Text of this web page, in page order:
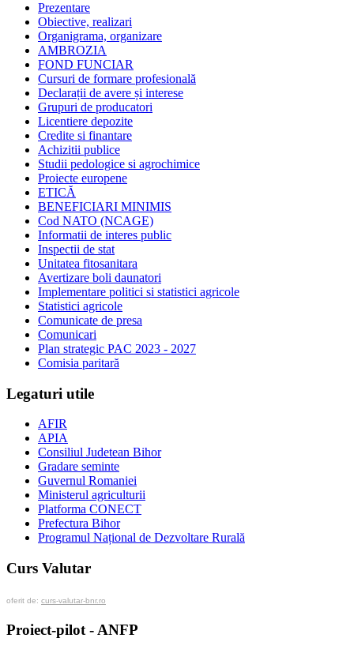
Prezentare
Obiective, realizari
Organigrama, organizare
AMBROZIA
FOND FUNCIAR
Cursuri de formare profesională
Declarații de avere și interese
Grupuri de producatori
Licentiere depozite
Credite si finantare
Achizitii publice
Studii pedologice si agrochimice
Proiecte europene
ETICĂ
BENEFICIARI MINIMIS
Cod NATO (NCAGE)
Informatii de interes public
Inspectii de stat
Unitatea fitosanitara
Avertizare boli daunatori
Implementare politici si statistici agricole
Statistici agricole
Comunicate de presa
Comunicari
Plan strategic PAC 2023 - 2027
Comisia paritară
Legaturi utile
AFIR
APIA
Consiliul Judetean Bihor
Gradare seminte
Guvernul Romaniei
Ministerul agriculturii
Platforma CONECT
Prefectura Bihor
Programul Național de Dezvoltare Rurală
Curs Valutar
oferit de: curs-valutar-bnr.ro
Proiect-pilot - ANFP